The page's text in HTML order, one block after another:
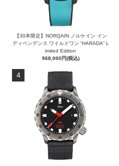
【30本限定】NORQAIN ノルケイン イン
ディペンデンス ワイルドワン “HARADA” L
imited Edition
968,000円(税込)
4